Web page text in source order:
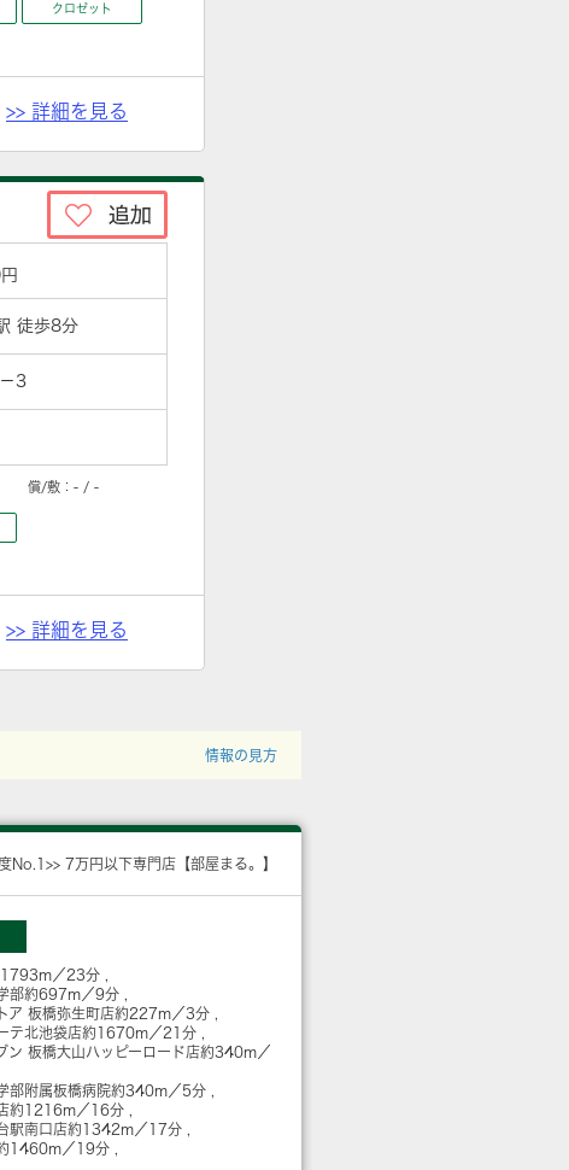
クロゼット
>> 詳細を見る
徒歩8分
3
償/敷： - / -
>> 詳細を見る
情報の見方
No.1>> 7万円以下専門店【部屋まる。】
／23分
部約697m／9分
ア 板橋弥生町店約227m／3分
テ北池袋店約1670m／21分
ン 板橋大山ハッピーロード店約340m／
部附属板橋病院約340m／5分
約1216m／16分
駅南口店約1342m／17分
1460m／19分